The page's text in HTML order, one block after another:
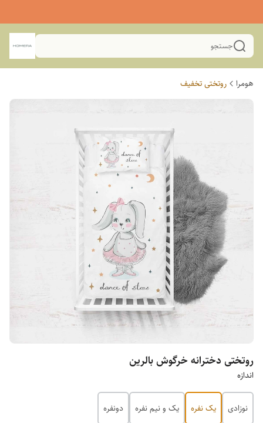
جستجو
هومرا روتختی تخفیف
روتختی دخترانه خرگوش بالرین
اندازه
نوزادی یک نفره یک و نیم نفره
دونفره